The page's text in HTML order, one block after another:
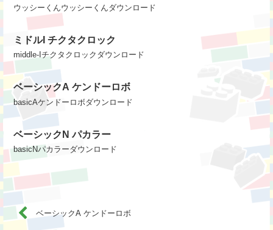
ウッシーくんウッシーくんダウンロード
ミドルI チクタクロック
middle-Iチクタクロックダウンロード
ベーシックA ケンドーロボ
basicAケンドーロボダウンロード
ベーシックN パカラー
basicNパカラーダウンロード
ベーシックA ケンドーロボ